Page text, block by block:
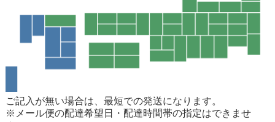
ご記入が無い場合は、最短での発送になります。
※メール便の配達希望日・配達時間帯の指定はできませ